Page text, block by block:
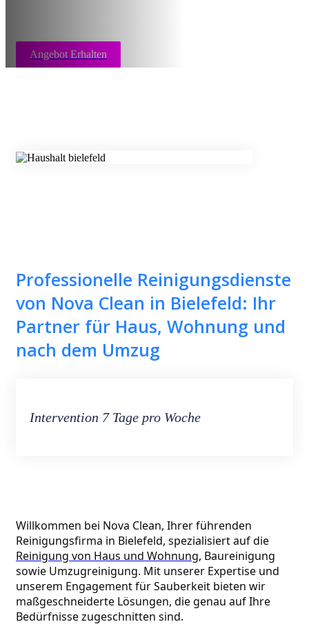
Angebot Erhalten
Professionelle Reinigungsdienste
von Nova Clean in Bielefeld: Ihr
Partner für Haus, Wohnung und
nach dem Umzug
Intervention 7 Tage pro Woche
Willkommen bei Nova Clean, Ihrer führenden
Reinigung von Haus und Wohnung, Baureinigung
sowie Umzugreinigung. Mit unserer Expertise und
unserem Engagement für Sauberkeit bieten wir
maßgeschneiderte Lösungen, die genau auf Ihre
Bedürfnisse zugeschnitten sind.